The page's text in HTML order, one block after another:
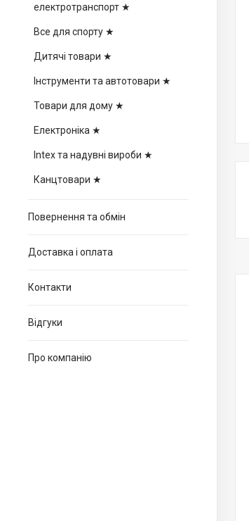
електротранспорт ★
Все для спорту ★
Дитячі товари ★
Інструменти та автотовари ★
Товари для дому ★
Електроніка ★
Intex та надувні вироби ★
Канцтовари ★
Повернення та обмін
Доставка і оплата
Контакти
Відгуки
Про компанію